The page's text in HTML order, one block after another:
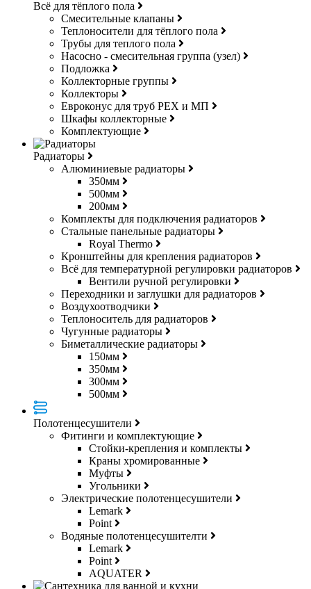
Всё для тёплого пола
Смесительные клапаны
Теплоносители для тёплого пола
Трубы для теплого пола
Насосно - смесительная группа (узел)
Подложка
Коллекторные группы
Коллекторы
Евроконус для труб РЕХ и МП
Шкафы коллекторные
Комплектующие
Радиаторы
Алюминиевые радиаторы
350мм
500мм
200мм
Комплекты для подключения радиаторов
Стальные панельные радиаторы
Royal Thermo
Кронштейны для крепления радиаторов
Всё для температурной регулировки радиаторов
Вентили ручной регулировки
Переходники и заглушки для радиаторов
Воздухоотводчики
Теплоноситель для радиаторов
Чугунные радиаторы
Биметаллические радиаторы
150мм
350мм
300мм
500мм
Полотенцесушители
Фитинги и комплектующие
Стойки-крепления и комплекты
Краны хромированные
Муфты
Угольники
Электрические полотенцесушители
Lemark
Point
Водяные полотенцесушителти
Lemark
Point
AQUATER